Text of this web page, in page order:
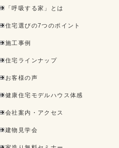
「呼吸する家」とは
住宅選びの7つのポイント
施工事例
住宅ラインナップ
お客様の声
健康住宅モデルハウス体感
会社案内・アクセス
建物見学会